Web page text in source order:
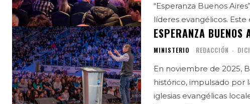
“Esperanza Buenos
líderes evangélicos. Este
ESPERANZA BUENOS
MINISTERIO REDACCIÓN -
En noviembre de 2025,
histórico, impulsado por
iglesias evangélicas